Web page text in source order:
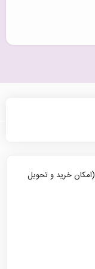
یزد، خیابان آیت الله کاشانی، مجتمع تجاری شهاب، طبقه دوم، واحد 307 (امکان خرید و تحویل